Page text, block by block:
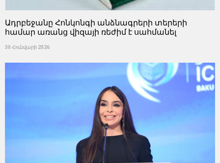
Ադրբեջանը Հոնկոնգի անձնագրերի տերերի
համար առանց վիզայի ռեժիմ է սահմանել
30 Հունվարի 2026